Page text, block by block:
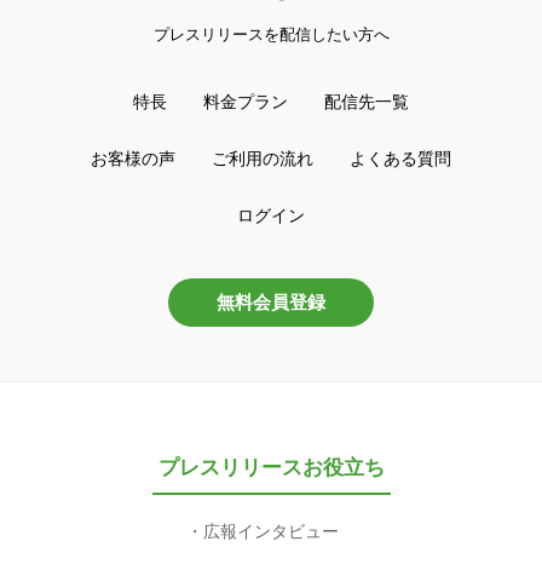
プレスリリースを配信したい方へ
特長 料金プラン 配信先一覧
お客様の声 ご利用の流れ よくある質問
ログイン
無料会員登録
プレスリリースお役立ち
広報インタビュー